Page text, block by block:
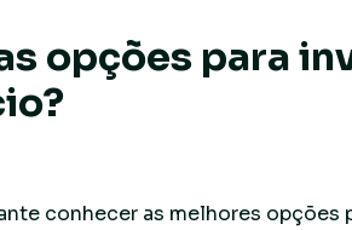
opções para
conhecer as melhores opções